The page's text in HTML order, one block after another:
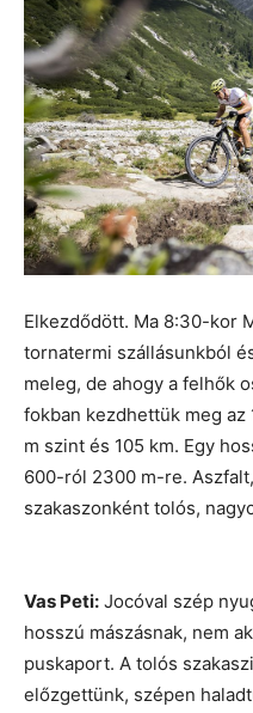
Elkezdődött. Ma 8:30-kor
tornatermi szállásunkból
meleg, de ahogy a felhők
fokban kezdhettük meg az
m szint és 105 km. Egy
600-ról 2300 m-re.
szakaszonként tolós,
Vas Peti: Jocóval szép
hosszú mászásnak, nem
puskaport. A tolós
előzgettünk, szépen